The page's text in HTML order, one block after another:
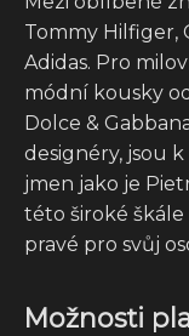
Tommy Hilfiger,
Adidas. Pro
módní kousky
Dolce &
designéry, jsou
jmen jako je
této široké škále
pravé pro svůj
Možnosti